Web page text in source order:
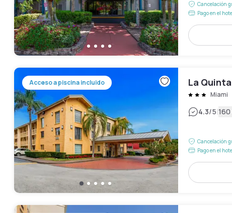
Cancelación
Pago en el
Acceso a piscina incluido La
Miami
4.3/5|
Cancelación
Pago en el